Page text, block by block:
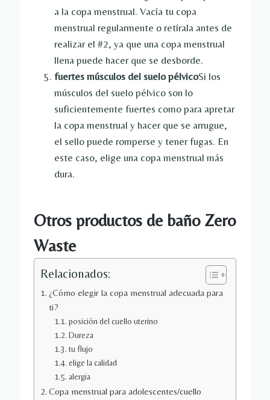
a la copa menstrual. Vacía tu copa
menstrual regularmente o retírala antes de
realizar el #2, ya que una copa menstrual
llena puede hacer que se desborde.
fuertes músculos del suelo pélvicoSi los
músculos del suelo pélvico son lo
suficientemente fuertes como para apretar
la copa menstrual y hacer que se arrugue,
el sello puede romperse y tener fugas. En
este caso, elige una copa menstrual más
dura.
Otros productos de baño Zero
Waste
Relacionados:
¿Cómo elegir la copa menstrual adecuada para
ti?
posición del cuello uterino
Dureza
tu flujo
elige la calidad
alergia
Copa menstrual para adolescentes/cuello